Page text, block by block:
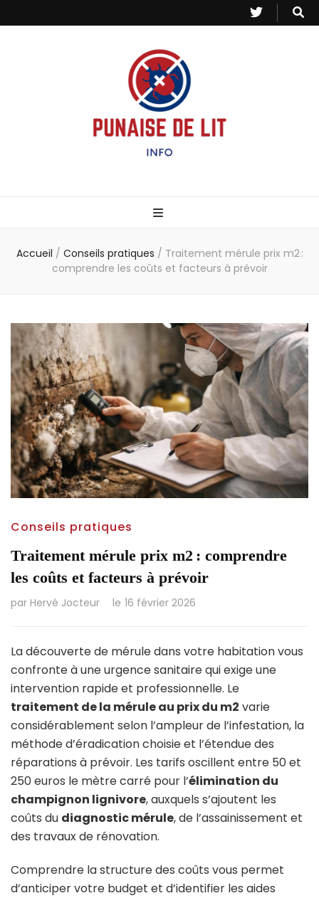
– Info
Accueil / Conseils pratiques / Traitement mérule prix m2 :
comprendre les coûts et facteurs à prévoir
Conseils pratiques
Traitement mérule prix m2 : comprendre
les coûts et facteurs à prévoir
par Hervé Jocteur le 16 février 2026
La découverte de mérule dans votre habitation vous
confronte à une urgence sanitaire qui exige une
intervention rapide et professionnelle. Le
traitement de la mérule au prix du m2 varie
considérablement selon l’ampleur de l’infestation, la
méthode d’éradication choisie et l’étendue des
réparations à prévoir. Les tarifs oscillent entre 50 et
250 euros le mètre carré pour l’élimination du
champignon lignivore, auxquels s’ajoutent les
coûts du diagnostic mérule, de l’assainissement et
des travaux de rénovation.
Comprendre la structure des coûts vous permet
d’anticiper votre budget et d’identifier les aides